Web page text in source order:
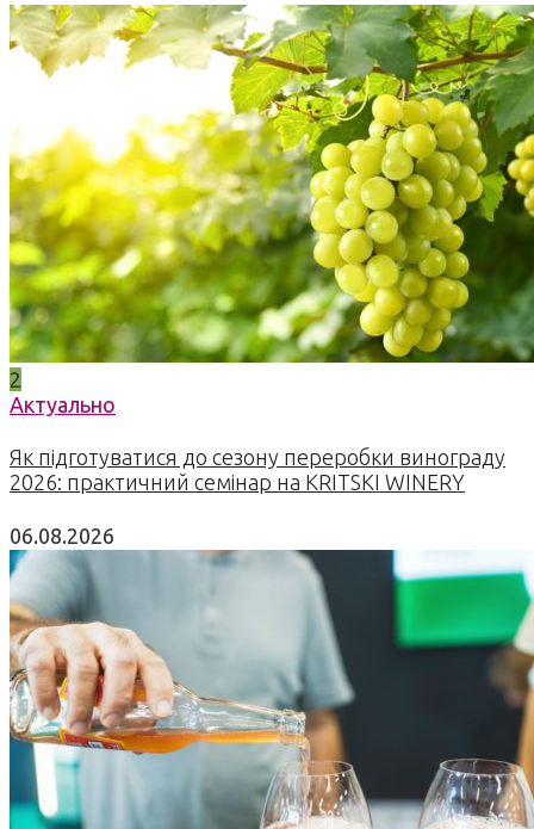
2
Актуально
Як підготуватися до сезону переробки винограду
2026: практичний семінар на KRITSKI WINERY
06.08.2026